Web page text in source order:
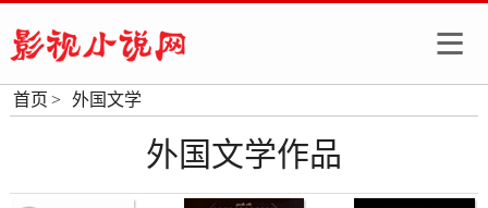
首页 > 外国文学
外国文学作品